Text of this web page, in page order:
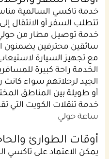
خدمة تاكسي السالمية
تتطلب السفر أو الانتقال
خدمة توصيل مطار من
سائقين محترفين يضمنون
مع تجهيز السيارة
الخدمة راحة كبيرة
الجيد لرحلاتهم سواء
أو طويلة بين المناطق
خدمة تنقلات الكويت التي
ساعة حولي
أوقات الطوارئ
يمكن الاعتماد على تاكسي